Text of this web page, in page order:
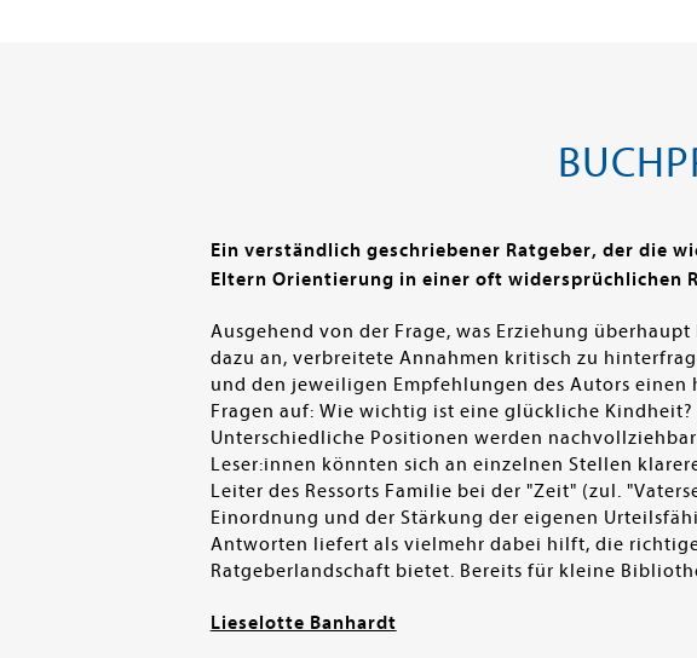
Ein verständlich geschriebener Ratgeber, der die
Eltern Orientierung in einer oft widersprüchlichen
Ausgehend von der Frage, was Erziehung
dazu an, verbreitete Annahmen kritisch zu
und den jeweiligen Empfehlungen des Autors
Fragen auf: Wie wichtig ist eine glückliche Kindheit?
Unterschiedliche Positionen werden
Leser:innen könnten sich an einzelnen Stellen
Leiter des Ressorts Familie bei der "Zeit" (zul.
Einordnung und der Stärkung der eigenen
Antworten liefert als vielmehr dabei hilft, die
Ratgeberlandschaft bietet. Bereits für kleine
Lieselotte Banhardt